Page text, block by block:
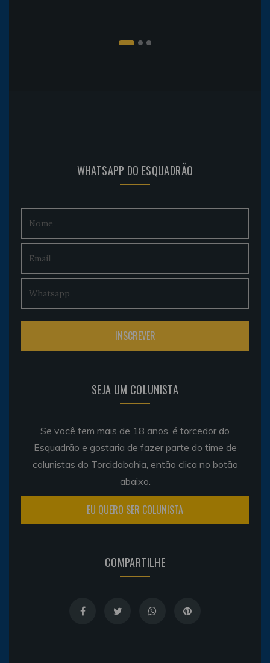
WHATSAPP DO ESQUADRÃO
SEJA UM COLUNISTA
Se você tem mais de 18 anos, é torcedor do
Esquadrão e gostaria de fazer parte do time de
colunistas do Torcidabahia, então clica no botão
abaixo.
EU QUERO SER COLUNISTA
COMPARTILHE